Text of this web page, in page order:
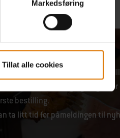
Markedsføring
Tillat alle cookies
e-poster fra vårt fellesskap av
av utendørsmatlaging.
bestilling.
ta litt tid før påmeldingen til